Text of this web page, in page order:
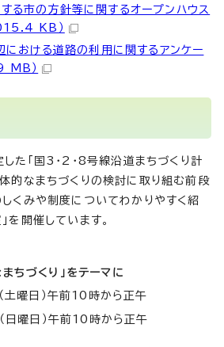
る市の方針等に関するオープンハウス
KB）
における道路の利用に関するアンケー
MB）
「国3・2・8号線沿道まちづくり計
体的なまちづくりの検討に取り組む前段
しくみや制度についてわかりやすく紹
を開催しています。
ちづくり」をテーマに
曜日）午前10時から正午
曜日）午前10時から正午